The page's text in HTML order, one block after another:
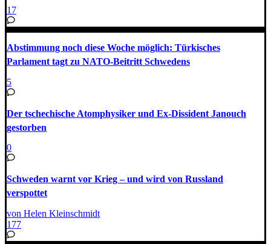
17
Abstimmung noch diese Woche möglich: Türkisches
Parlament tagt zu NATO-Beitritt Schwedens
5
Der tschechische Atomphysiker und Ex-Dissident Janouch
gestorben
0
Schweden warnt vor Krieg – und wird von Russland
verspottet
von Helen Kleinschmidt
177